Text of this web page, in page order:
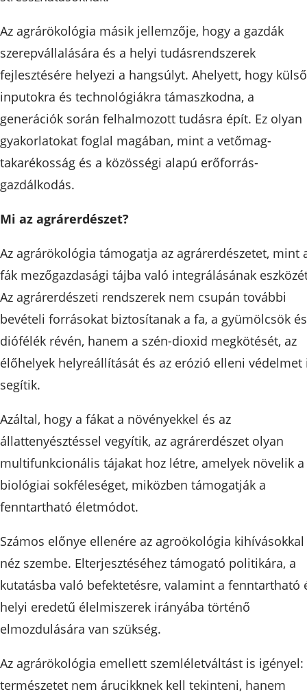
Az agrárökológia másik jellemzője, hogy a gazdák
szerepvállalására és a helyi tudásrendszerek
fejlesztésére helyezi a hangsúlyt. Ahelyett, hogy külső
inputokra és technológiákra támaszkodna, a
generációk során felhalmozott tudásra épít. Ez olyan
gyakorlatokat foglal magában, mint a vetőmag-
takarékosság és a közösségi alapú erőforrás-
gazdálkodás.
Mi az agrárerdészet?
Az agrárökológia támogatja az agrárerdészetet, mint
fák mezőgazdasági tájba való integrálásának
Az agrárerdészeti rendszerek nem csupán további
bevételi forrásokat biztosítanak a fa, a gyümölcsök
diófélék révén, hanem a szén-dioxid megkötését, az
élőhelyek helyreállítását és az erózió elleni védelmet
segítik.
Azáltal, hogy a fákat a növényekkel és az
állattenyésztéssel vegyítik, az agrárerdészet olyan
multifunkcionális tájakat hoz létre, amelyek növelik a
biológiai sokféleséget, miközben támogatják a
fenntartható életmódot.
Számos előnye ellenére az agroökológia kihívásokkal
néz szembe. Elterjesztéséhez támogató politikára, a
kutatásba való befektetésre, valamint a fenntartható
helyi eredetű élelmiszerek irányába történő
elmozdulására van szükség.
Az agrárökológia emellett szemléletváltást is igényel:
természetet nem árucikknek kell tekinteni, hanem